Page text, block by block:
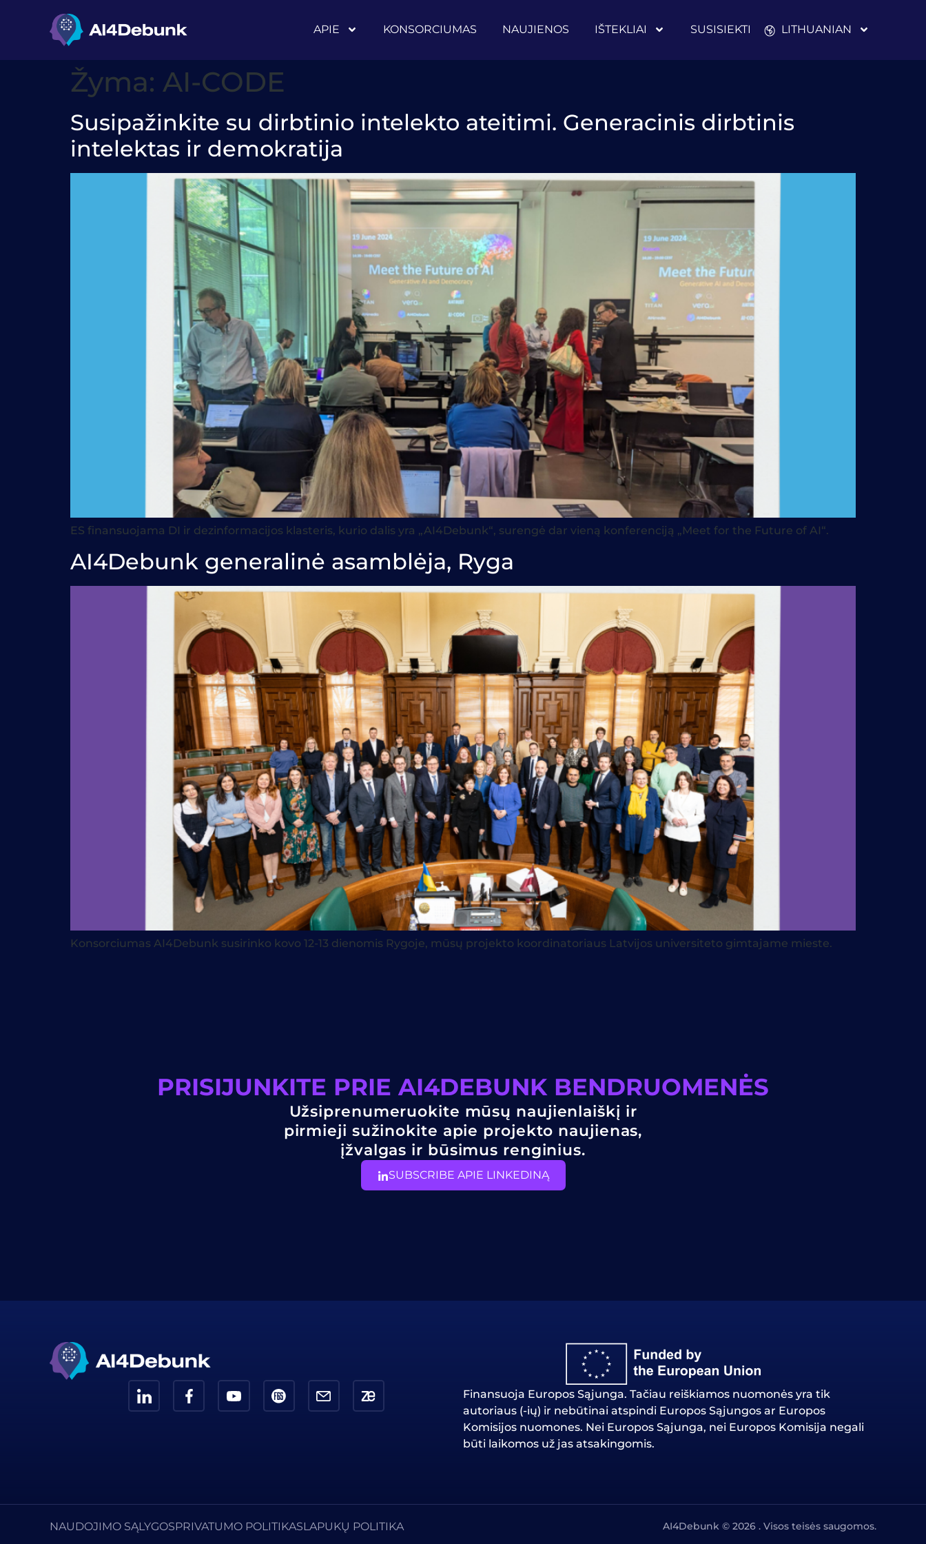
APIE
KONSORCIUMAS NAUJIENOS IŠTEKLIAI SUSISIEKTI LITHUANIAN
Žyma: AI-CODE
Susipažinkite su dirbtinio intelekto ateitimi. Generacinis dirbtinis
intelektas ir demokratija
ES finansuojama DI ir dezinformacijos klasteris, kurio dalis yra „AI4Debunk“, surengė dar vieną konferenciją „Meet for the Future of AI“.
AI4Debunk generalinė asamblėja, Ryga
Konsorciumas AI4Debunk susirinko kovo 12-13 dienomis Rygoje, mūsų projekto koordinatoriaus Latvijos universiteto gimtajame mieste.
PRISIJUNKITE PRIE AI4DEBUNK BENDRUOMENĖS
Užsiprenumeruokite mūsų naujienlaiškį ir
pirmieji sužinokite apie projekto naujienas,
įžvalgas ir būsimus renginius.
SUBSCRIBE APIE LINKEDINĄ
Finansuoja Europos Sąjunga. Tačiau reiškiamos nuomonės yra tik
autoriaus (-ių) ir nebūtinai atspindi Europos Sąjungos ar Europos
Komisijos nuomones. Nei Europos Sąjunga, nei Europos Komisija negali
būti laikomos už jas atsakingomis.
NAUDOJIMO SĄLYGOSPRIVATUMO POLITIKASLAPUKŲ POLITIKA AI4Debunk © 2026 . Visos teisės saugomos.